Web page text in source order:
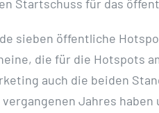
Startschuss für das
sieben öffentliche
die für die Hotspots
auch die beiden
Jahres